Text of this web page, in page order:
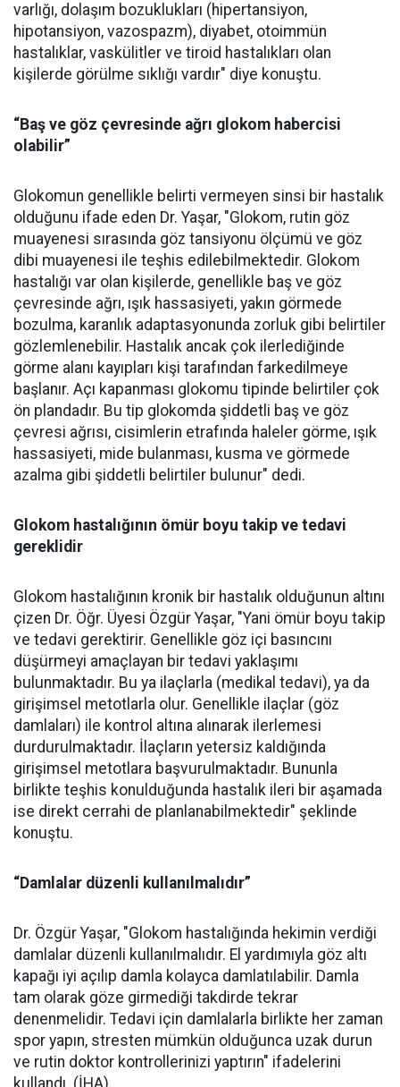
varlığı, dolaşım bozuklukları (hipertansiyon,
hipotansiyon, vazospazm), diyabet, otoimmün
hastalıklar, vaskülitler ve tiroid hastalıkları olan
kişilerde görülme sıklığı vardır" diye konuştu.
“Baş ve göz çevresinde ağrı glokom habercisi
olabilir”
Glokomun genellikle belirti vermeyen sinsi bir hastalık
olduğunu ifade eden Dr. Yaşar, "Glokom, rutin göz
muayenesi sırasında göz tansiyonu ölçümü ve göz
dibi muayenesi ile teşhis edilebilmektedir. Glokom
hastalığı var olan kişilerde, genellikle baş ve göz
çevresinde ağrı, ışık hassasiyeti, yakın görmede
bozulma, karanlık adaptasyonunda zorluk gibi belirtiler
gözlemlenebilir. Hastalık ancak çok ilerlediğinde
görme alanı kayıpları kişi tarafından farkedilmeye
başlanır. Açı kapanması glokomu tipinde belirtiler çok
ön plandadır. Bu tip glokomda şiddetli baş ve göz
çevresi ağrısı, cisimlerin etrafında haleler görme, ışık
hassasiyeti, mide bulanması, kusma ve görmede
azalma gibi şiddetli belirtiler bulunur" dedi.
Glokom hastalığının ömür boyu takip ve tedavi
gereklidir
Glokom hastalığının kronik bir hastalık olduğunun altını
çizen Dr. Öğr. Üyesi Özgür Yaşar, "Yani ömür boyu takip
ve tedavi gerektirir. Genellikle göz içi basıncını
düşürmeyi amaçlayan bir tedavi yaklaşımı
bulunmaktadır. Bu ya ilaçlarla (medikal tedavi), ya da
girişimsel metotlarla olur. Genellikle ilaçlar (göz
damlaları) ile kontrol altına alınarak ilerlemesi
durdurulmaktadır. İlaçların yetersiz kaldığında
girişimsel metotlara başvurulmaktadır. Bununla
birlikte teşhis konulduğunda hastalık ileri bir aşamada
ise direkt cerrahi de planlanabilmektedir" şeklinde
konuştu.
“Damlalar düzenli kullanılmalıdır”
Dr. Özgür Yaşar, "Glokom hastalığında hekimin verdiği
damlalar düzenli kullanılmalıdır. El yardımıyla göz altı
kapağı iyi açılıp damla kolayca damlatılabilir. Damla
tam olarak göze girmediği takdirde tekrar
denenmelidir. Tedavi için damlalarla birlikte her zaman
spor yapın, stresten mümkün olduğunca uzak durun
ve rutin doktor kontrollerinizi yaptırın" ifadelerini
kullandı. (İHA)